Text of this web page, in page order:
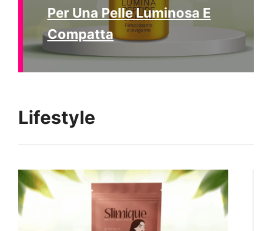
Per Una Pelle Luminosa E
Compatta
Lifestyle